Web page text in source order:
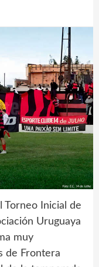
Torneo Inicial de
Uruguaya
muy
de Frontera